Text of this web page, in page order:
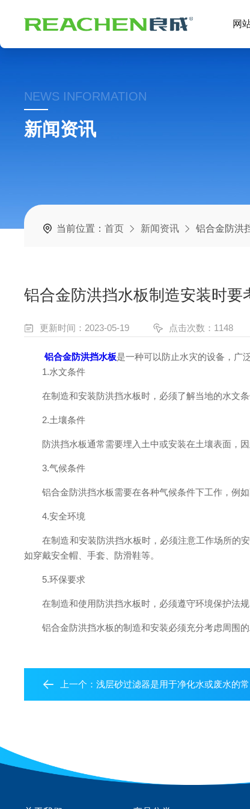
网
NEWS INFORMATION
新闻资讯
当前位置：首页 新闻资讯 铝合金防洪
铝合金防洪挡水板制造安装时要
更新时间：2023-05-19 点击次数：1148
铝合金防洪挡水板是一种可以防止水灾的设备，广
1.水文条件
在制造和安装防洪挡水板时，必须了解当地的水文条
2.土壤条件
防洪挡水板通常需要埋入土中或安装在土壤表面，因
3.气候条件
铝合金防洪挡水板需要在各种气候条件下工作，例如
4.安全环境
在制造和安装防洪挡水板时，必须注意工作场所的安
如穿戴安全帽、手套、防滑鞋等。
5.环保要求
在制造和使用防洪挡水板时，必须遵守环境保护法规
铝合金防洪挡水板的制造和安装必须充分考虑周围的
上一个：浅层砂过滤器是用于净化水或废水的